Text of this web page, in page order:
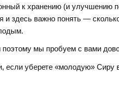
к хранению (и улучшению
здесь важно понять —
поэтому мы пробуем с вами
если уберете «молодую» Сиру